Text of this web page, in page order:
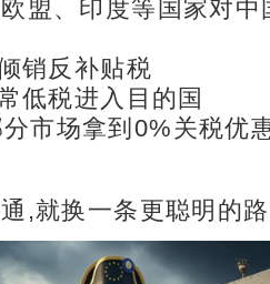
盟、印度等国家对中
销反补贴税
低税进入目的国
市场拿到0%关税优
,就换一条更聪明的